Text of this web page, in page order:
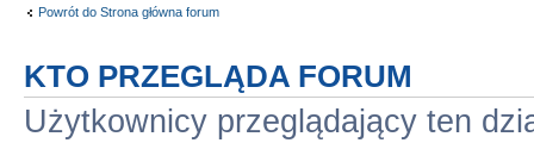
Powrót do Strona główna forum
KTO PRZEGLĄDA FORUM
Użytkownicy przeglądający ten